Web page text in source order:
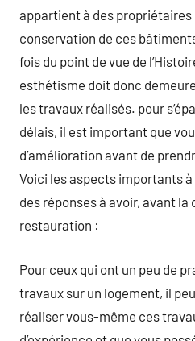
appartient à des
conservation de ces
fois du point de vue de
esthétisme doit donc
les travaux réalisés. pour
délais, il est important que
d’amélioration avant de
Voici les aspects importants
des réponses à avoir, avant la
restauration :
Pour ceux qui ont un peu de
travaux sur un logement, il
réaliser vous-même ces